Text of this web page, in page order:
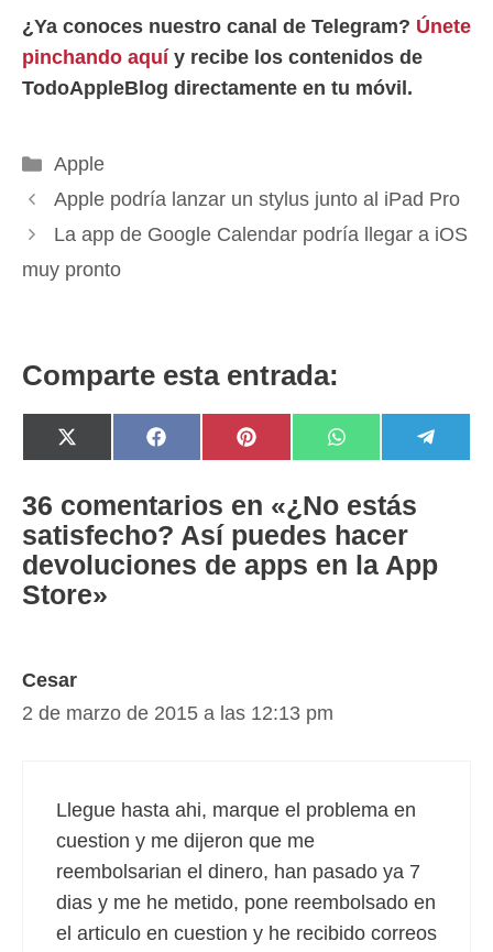
¿Ya conoces nuestro canal de Telegram? Únete
pinchando aquíy recibe los contenidos de
TodoAppleBlog directamente en tu móvil.
Categorías
Apple
Apple podría lanzar un stylus junto al iPad Pro
La app de Google Calendar podría llegar a iOS
muy pronto
Comparte esta entrada:
Compartir
en
X
(
w
i
t
t
e
r
)
Compartir
en
F
a
e
b
o
o
k
Compartir
en
P
i
t
e
r
e
s
Compartir
en
W
h
t
s
A
p
p
en
e
m
36 comentarios en «¿No estás
satisfecho? Así puedes hacer
devoluciones de apps en la App
Store»
Cesar
2 de marzo de 2015 a las 12:13 pm
Llegue hasta ahi, marque el problema en
cuestion y me dijeron que me
reembolsarian el dinero, han pasado ya 7
dias y me he metido, pone reembolsado en
el articulo en cuestion y he recibido correos